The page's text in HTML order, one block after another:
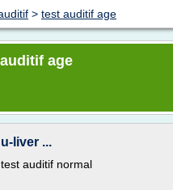
> test auditif age
age
liver ...
auditif normal